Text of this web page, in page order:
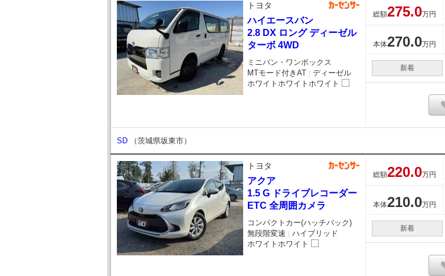
トヨタ
ハイエースバン
2.8 DX ロング ディーゼル
ターボ 4WD
ミニバン・ワンボックス
MTモード付きAT ｜ ディーゼル
ホワイトホワイトホワイト
総額275.0万円
本体270.0万円
新着
SD （茨城県坂東市）
トヨタ
アクア
1.5 G ドライブレコーダー
ETC 全周囲カメラ
コンパクトカー(ハッチバック)
無段階変速 ｜ ハイブリッド
ホワイトホワイト
総額220.0万円
本体210.0万円
新着